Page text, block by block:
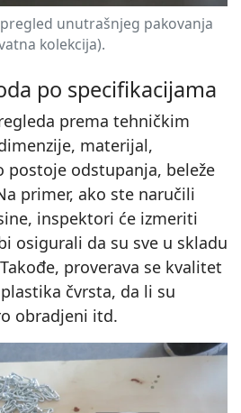
unutrašnjeg pakovanja
kolekcija).
po specifikacijama
prema tehničkim
materijal,
postoje odstupanja, beleže
primer, ako ste naručili
inspektori će izmeriti
osigurali da su sve u skladu
proverava se kvalitet
čvrsta, da li su
obradjeni itd.